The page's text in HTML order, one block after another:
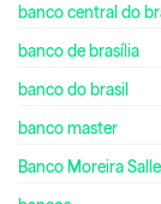
banco central do
banco de brasília
banco do brasil
banco master
Banco Moreira